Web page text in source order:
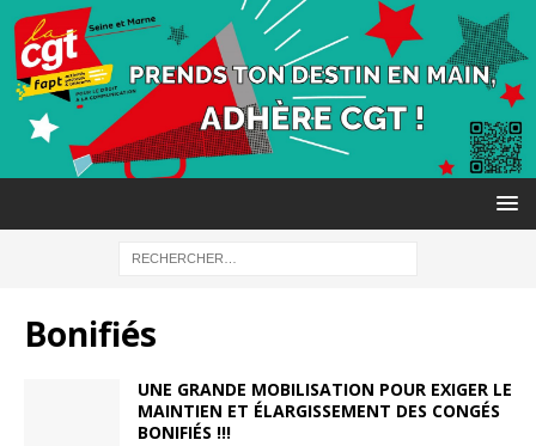
Bonifiés
UNE GRANDE MOBILISATION POUR EXIGER LE
MAINTIEN ET ÉLARGISSEMENT DES CONGÉS
BONIFIÉS !!!